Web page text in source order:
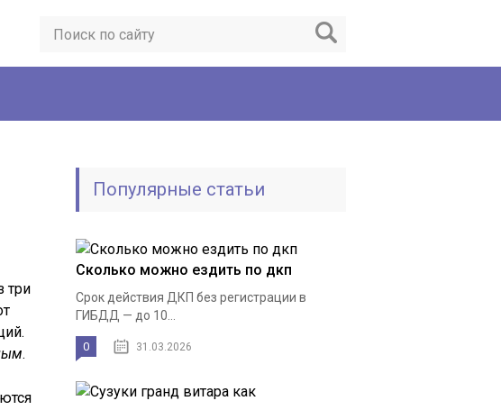
три
.
Популярные статьи
Сколько можно ездить по дкп
Срок действия ДКП без регистрации в
ГИБДД — до 10...
0 31.03.2026